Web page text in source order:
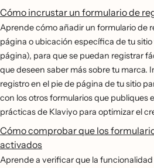
Cómo incrustar un formulario de
Aprende cómo añadir un formulario de
página o ubicación específica de tu sitio
página), para que se puedan registrar
que deseen saber más sobre tu marca.
registro en el pie de página de tu sitio
con los otros formularios que publiques
prácticas de Klaviyo para optimizar el
Cómo comprobar que los
activados
Aprende a verificar que la